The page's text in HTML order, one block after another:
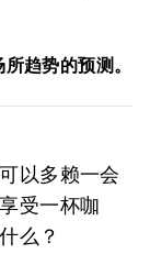
趋势的预测。
以多赖一会
受一杯咖
么？